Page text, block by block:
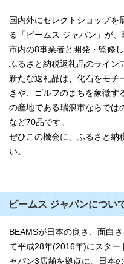
国内外にセレクトショップを
る「ビームス ジャパン」が
市内の8事業者と開発・監修
ふるさと納税返礼品のライン
新たな返礼品は、化石をモチ
きや、ゴルフのまちを象徴す
の産地である瑞浪市ならでは
など70品です。
ぜひこの機会に、ふるさと納
い。
ビームス ジャパンについ
BEAMSが日本の良さ、面白
て平成28年(2016年)にスター
ャパン3店舗を拠点に、日本